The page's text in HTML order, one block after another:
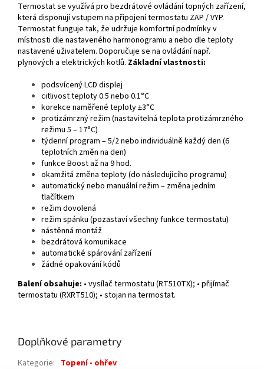
Termostat se využívá pro bezdrátové ovládání topných zařízení,
která disponují vstupem na připojení termostatu ZAP / VYP.
Termostat funguje tak, že udržuje komfortní podmínky v
místnosti dle nastaveného harmonogramu a nebo dle teploty
nastavené uživatelem. Doporučuje se na ovládání např.
plynových a elektrických kotlů. Základní vlastnosti:
podsvícený LCD displej
citlivost teploty 0.5 nebo 0.1°C
korekce naměřené teploty ±3°C
protizámrzný režim (nastavitelná teplota protizámrzného
režimu 5 – 17°C)
týdenní program – 5/2 nebo individuálně každý den (6
teplotních změn na den)
funkce Boost až na 9 hod.
okamžitá změna teploty (do následujícího programu)
automatický nebo manuální režim – změna jedním
tlačítkem
režim dovolená
režim spánku (pozastaví všechny funkce termostatu)
nástěnná montáž
bezdrátová komunikace
automatické spárování zařízení
žádné opakování kódů
Balení obsahuje: • vysílač termostatu (RT510TX); • přijímač
termostatu (RXRT510); • stojan na termostat.
Doplňkové parametry
Kategorie: Topení - ohřev